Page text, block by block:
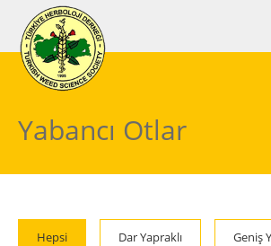
Yabancı Otlar
Hepsi Dar Yapraklı Geniş